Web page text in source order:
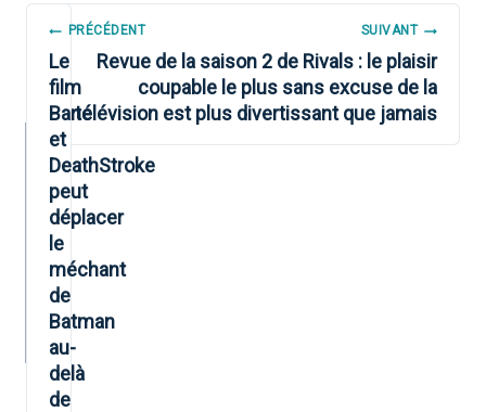
NAVIGATION
DE
L’ARTICLE
PRÉCÉDENT
Le
film
Bane
et
DeathStroke
peut
déplacer
le
méchant
de
Batman
au-
delà
de
SUIVANT
Revue de la saison 2 de Rivals : le plaisir
coupable le plus sans excuse de la
télévision est plus divertissant que jamais